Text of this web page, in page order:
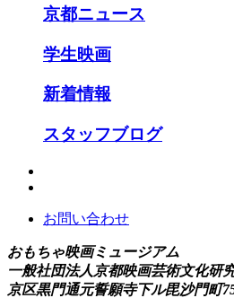
京都ニュース
学生映画
新着情報
スタッフブログ
お問い合わせ
おもちゃ映画ミュージアム
一般社団法人京都映画芸術文化研
京区黒門通元誓願寺下ル毘沙門町